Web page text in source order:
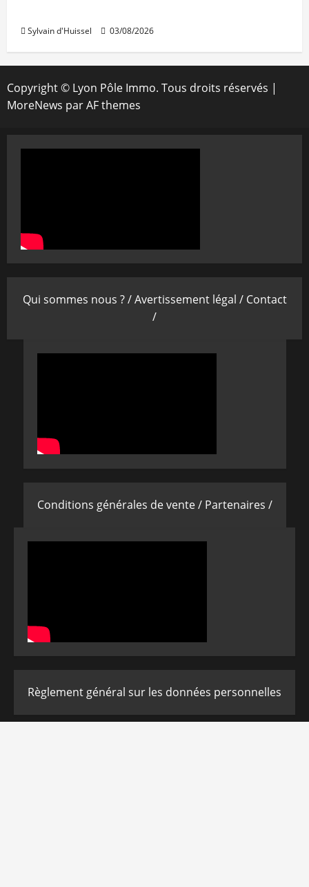
Sylvain d'Huissel 03/08/2026
Copyright © Lyon Pôle Immo. Tous droits réservés |
MoreNews par AF themes
Qui sommes nous ? /Avertissement légal / Contact
/
Conditions générales de vente / Partenaires /
Règlement général sur les données personnelles